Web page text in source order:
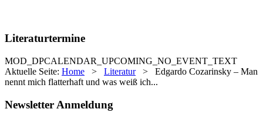
Literaturtermine
MOD_DPCALENDAR_UPCOMING_NO_EVENT_TEXT
Aktuelle Seite: Home > Literatur > Edgardo Cozarinsky – Man
nennt mich flatterhaft und was weiß ich...
Newsletter Anmeldung